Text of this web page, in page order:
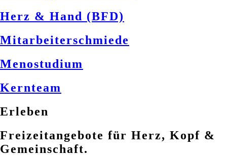
Herz & Hand (BFD)
Mitarbeiterschmiede
Menostudium
Kernteam
Erleben
Freizeitangebote für Herz, Kopf &
Gemeinschaft.